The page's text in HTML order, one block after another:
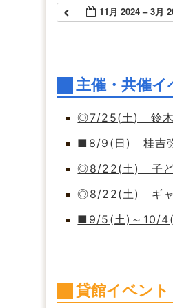
11月 2024 – 3月
主催・共催イ
◎7/25(土) 鈴木
■8/9(日) 桂吉弥
◎8/22(土) 子ど
◎8/22(土) ギャ
■9/5(土)～10/4(
貸館イベント